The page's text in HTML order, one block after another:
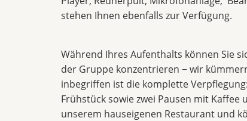
stehen Ihnen ebenfalls zur Verfügung.
Während Ihres Aufenthalts können Sie
der Gruppe konzentrieren − wir
inbegriffen ist die komplette
Frühstück sowie zwei Pausen mit Kaffee
unserem hauseigenen Restaurant und